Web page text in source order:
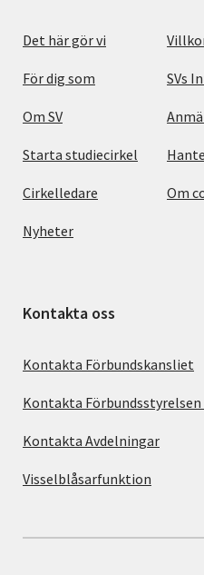
Det här gör vi
För dig som
Om SV
Starta studiecirkel
Cirkelledare
Nyheter
SVs
Om
Kontakta oss
Kontakta Förbundskansliet
Kontakta Förbundsstyrelsen
Kontakta Avdelningar
Visselblåsarfunktion